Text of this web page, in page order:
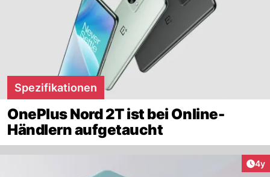
Spezifikationen
OnePlus Nord 2T ist bei Online-
Händlern aufgetaucht
4y